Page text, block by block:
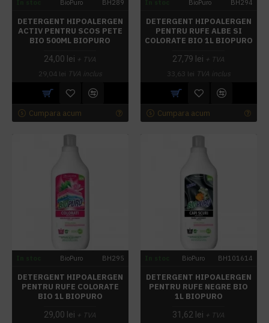
BioPuro BH289
DETERGENT HIPOALERGEN
ACTIV PENTRU SCOS PETE
BIO 500ML BIOPURO
24,00 lei + TVA
29,04 lei TVA inclus
Cumpara acum
BioPuro BH294
DETERGENT HIPOALERGEN
PENTRU RUFE ALBE SI
COLORATE BIO 1L BIOPURO
27,79 lei + TVA
33,63 lei TVA inclus
Cumpara acum
BioPuro BH295
DETERGENT HIPOALERGEN
PENTRU RUFE COLORATE
BIO 1L BIOPURO
29,00 lei + TVA
BioPuro BH101614
DETERGENT HIPOALERGEN
PENTRU RUFE NEGRE BIO
1L BIOPURO
31,62 lei + TVA